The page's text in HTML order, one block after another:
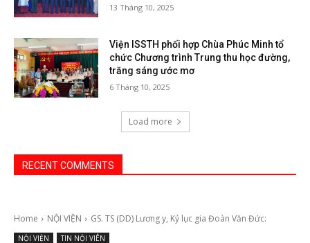
13 Tháng 10, 2025
Viện ISSTH phối hợp Chùa Phúc Minh tổ
chức Chương trình Trung thu học đường,
trăng sáng ước mơ
6 Tháng 10, 2025
Load more
RECENT COMMENTS